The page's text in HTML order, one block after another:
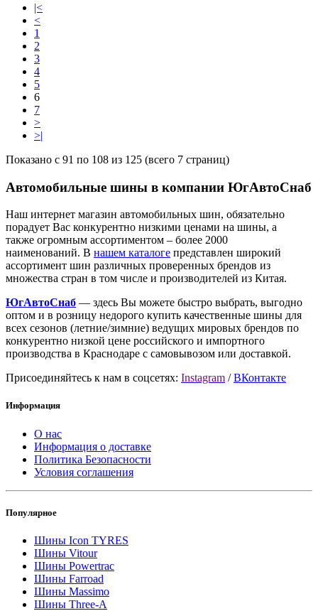
|<
<
1
2
3
4
5
6
7
>
>|
Показано с 91 по 108 из 125 (всего 7 страниц)
Автомобильные шины в компании ЮгАвтоСнаб
Наш интернет магазин автомобильных шин, обязательно
порадует Вас конкурентно низкими ценами на шины, а
также огромным ассортиментом – более 2000
наименований. В нашем каталоге представлен широкий
ассортимент шин различных проверенных брендов из
множества стран в том числе и производителей из Китая.
ЮгАвтоСнаб — здесь Вы можете быстро выбрать, выгодно
оптом и в розницу недорого купить качественные шины для
всех сезонов (летние/зимние) ведущих мировых брендов по
конкурентно низкой цене российского и импортного
производства в Краснодаре с самовывозом или доставкой.
Присоединяйтесь к нам в соцсетях: Instagram /ВКонтакте
Информация
О нас
Информация о доставке
Политика Безопасности
Условия соглашения
Популярное
Шины Icon TYRES
Шины Vitour
Шины Powertrac
Шины Farroad
Шины Massimo
Шины Three-A